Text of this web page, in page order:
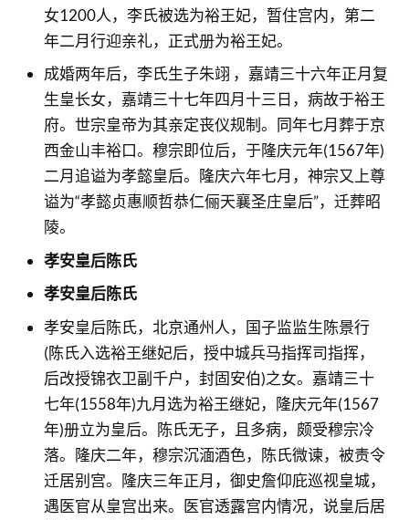
女1200人，李氏被选为裕王妃，暂住宫内，第二
年二月行迎亲礼，正式册为裕王妃。
成婚两年后，李氏生子朱翊 ，嘉靖三十六年正月复
生皇长女，嘉靖三十七年四月十三日，病故于裕王
府。世宗皇帝为其亲定丧仪规制。同年七月葬于京
西金山丰裕口。穆宗即位后，于隆庆元年(1567年)
二月追谥为孝懿皇后。隆庆六年七月，神宗又上尊
谥为“孝懿贞惠顺哲恭仁俪天襄圣庄皇后”，迁葬昭
陵。
孝安皇后陈氏
孝安皇后陈氏
孝安皇后陈氏，北京通州人，国子监监生陈景行
(陈氏入选裕王继妃后，授中城兵马指挥司指挥，
后改授锦衣卫副千户，封固安伯)之女。嘉靖三十
七年(1558年)九月选为裕王继妃，隆庆元年(1567
年)册立为皇后。陈氏无子，且多病，颇受穆宗冷
落。隆庆二年，穆宗沉湎酒色，陈氏微谏，被责令
迁居别宫。隆庆三年正月，御史詹仰庇巡视皇城，
遇医官从皇宫出来。医官透露宫内情况，说皇后居